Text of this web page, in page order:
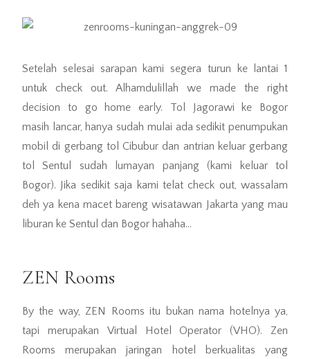
Setelah selesai sarapan kami segera turun ke lantai 1
untuk check out. Alhamdulillah we made the right
decision to go home early. Tol Jagorawi ke Bogor
masih lancar, hanya sudah mulai ada sedikit penumpukan
mobil di gerbang tol Cibubur dan antrian keluar gerbang
tol Sentul sudah lumayan panjang (kami keluar tol
Bogor). Jika sedikit saja kami telat check out, wassalam
deh ya kena macet bareng wisatawan Jakarta yang mau
liburan ke Sentul dan Bogor hahaha…
ZEN Rooms
By the way, ZEN Rooms itu bukan nama hotelnya ya,
tapi merupakan Virtual Hotel Operator (VHO). Zen
Rooms merupakan jaringan hotel berkualitas yang